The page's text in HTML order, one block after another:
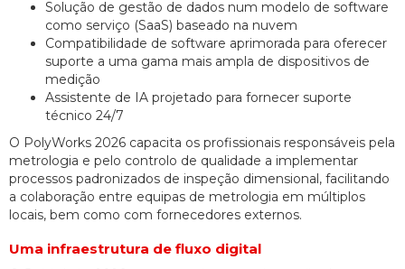
Solução de gestão de dados num modelo de software
como serviço (SaaS) baseado na nuvem
Compatibilidade de software aprimorada para oferecer
suporte a uma gama mais ampla de dispositivos de
medição
Assistente de IA projetado para fornecer suporte
técnico 24/7
O PolyWorks 2026 capacita os profissionais responsáveis pela
metrologia e pelo controlo de qualidade a implementar
processos padronizados de inspeção dimensional, facilitando
a colaboração entre equipas de metrologia em múltiplos
locais, bem como com fornecedores externos.
Uma infraestrutura de fluxo digital